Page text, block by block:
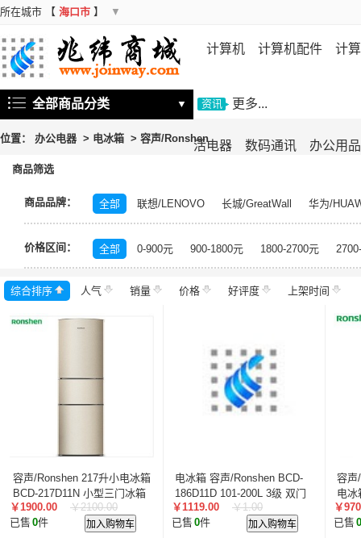
所在城市 【 海口市 】 ▼
计算机 计算机配件 计
机 存储设备
活电器 数码通讯 办公用品
全部商品分类 ▼ 资讯 更多...
位置： 办公电器 > 电冰箱 > 容声/Ronshen
商品筛选
商品品牌： 全部 联想/LENOVO 长城/GreatWall
华为/
海尔/Haier
康佳/KONKA 飞利浦/PHILIPS
TCL
格力/GREE
志高/CHIGO 科龙/KELON
奥克斯/
日立/HITACHI
网御星云/Leadsec 皓丽/Horion
华美/huamei
乐创/lecon 云米/VIOMI
穗凌/
小天鹅/LittleSwan
川岛/KAWASHIMA 九阳/Joyoung
价格区间： 全部 0-900元 900-1800元 1800-2700元
综合排序 人气 销量 价格 好评度 上架时间
容声/Ronshen 217升小电冰箱
BCD-217D11N 小型三门冰箱
￥1900.00
￥2100.00
已售 0件 加入购物车
电冰箱 容声/Ronshen BCD-
186D11D 101-200L 3级 双门
机械控温 直冷 银色
￥1119.00
￥1.00
已售 0件 加入购物车
容声
电冰
￥
已售 0